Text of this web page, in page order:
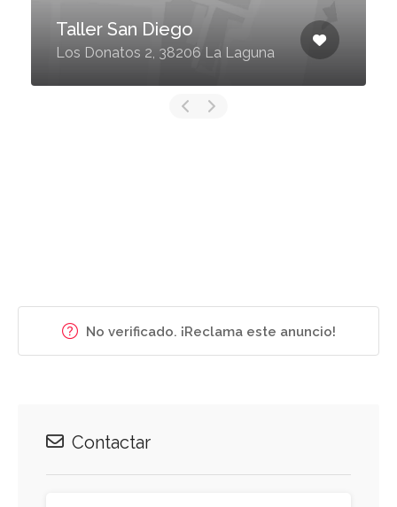
Taller San Diego
Los Donatos 2, 38206 La Laguna
No verificado. ¡Reclama este anuncio!
Contactar